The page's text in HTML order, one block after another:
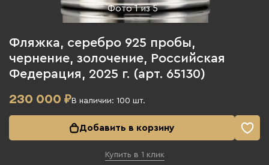
Фото1из5
Фляжка, серебро 925 пробы,
чернение, золочение, Российская
Федерация, 2025 г. (арт. 65130)
230 000 ₽В наличии: 100 шт.
Добавить в корзину
Купить в 1 клик